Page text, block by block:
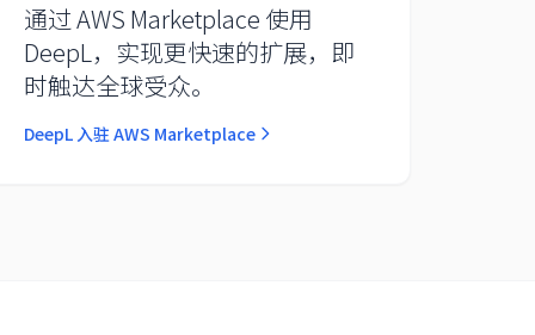
通过 AWS Marketplace 使用
DeepL，实现更快速的扩展，即
时触达全球受众。
DeepL 入驻 AWS Marketplace